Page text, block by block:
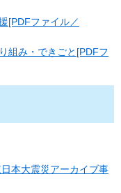
[PDFファイル／
組み・できごと[PDFフ
本大震災アーカイブ事